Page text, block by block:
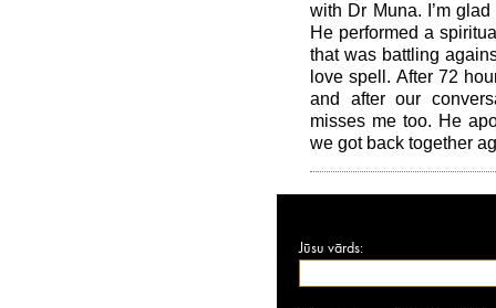
with Dr Muna. I’m
He performed a
that was battling
love spell. After 72
and after our
misses me too. He
we got back together
Jūsu vārds: